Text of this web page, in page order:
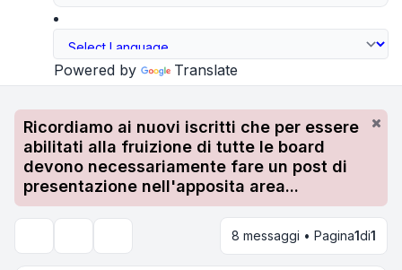
Powered by Translate
Ricordiamo ai nuovi iscritti che per essere
abilitati alla fruizione di tutte le board
devono necessariamente fare un post di
presentazione nell'apposita area...
8 messaggi • Pagina1di1